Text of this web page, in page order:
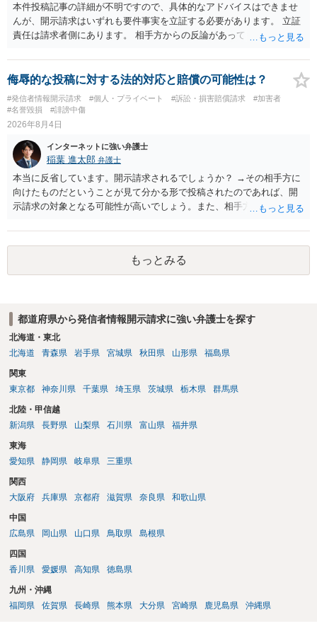
本件投稿記事の詳細が不明ですので、具体的なアドバイスはできませ
んが、開示請求はいずれも要件事実を立証する必要があります。 立証
責任は請求者側にあります。 相手方からの反論があっても、裁判官が
方が口頭で反論したのは、仮処分は迅速性が要求されるためです。 書
面での反論となれば、より遅延する可能性がございます。 また、本件
はXのため、APのIPアドレスの保存期間の問題もございます。 開示請
求は法律知識が不可欠ですが、それだけでは足りず、実務を踏まえた
方法を選択することが重要です。
侮辱的な投稿に対する法的対応と賠償の可能性は？
#発信者情報開示請求 #個人・プライベート #訴訟・損害賠償請求
#加害者
#名誉毀損
#誹謗中傷
2026年8月4日
インターネットに強い弁護士
稲葉 進太郎 弁護士
本当に反省しています。開示請求されるでしょうか？ →その相手方に
向けたものだということが見て分かる形で投稿されたのであれば、開
示請求の対象となる可能性が高いでしょう。また、相手方の投稿した
と存じます。発信者情報開示請求が進むと、投稿に使った回線の契約
者のところに、意見照会がなされます。アカウント情報開示の場合
は、アカウントの登録メールに意見照会がなされます。 また、された
場合賠償金はいくらでしょうか。 →ケースバイケースであり、数万円
もっとみる
都道府県から発信者情報開示請求に強い弁護士を探す
北海道・東北
北海道
青森県 岩手県 宮城県 秋田県 山形県 福島県
関東
東京都
神奈川県 千葉県 埼玉県 茨城県 栃木県 群馬県
北陸・甲信越
新潟県
長野県 山梨県 石川県 富山県 福井県
東海
愛知県
静岡県 岐阜県 三重県
関西
大阪府
兵庫県 京都府 滋賀県 奈良県 和歌山県
中国
広島県
岡山県 山口県 鳥取県 島根県
四国
香川県
愛媛県 高知県 徳島県
九州・沖縄
福岡県
佐賀県 長崎県 熊本県 大分県 宮崎県 鹿児島県 沖縄県